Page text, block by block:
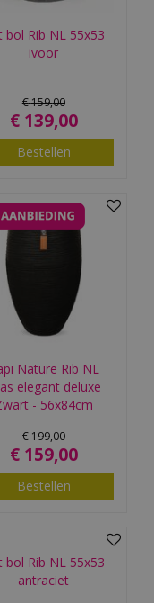
bol Rib NL 55x53
ivoor
€159,00
€ 139,00
Bestellen
Nature Rib NL
elegant deluxe
- 56x84cm
€199,00
€ 159,00
Bestellen
bol Rib NL 55x53
antraciet